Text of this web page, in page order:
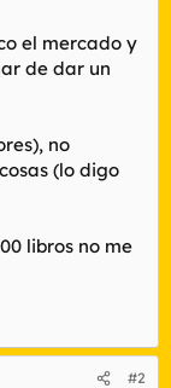
el mercado y
de dar un
no
(lo digo
libros no me
#2